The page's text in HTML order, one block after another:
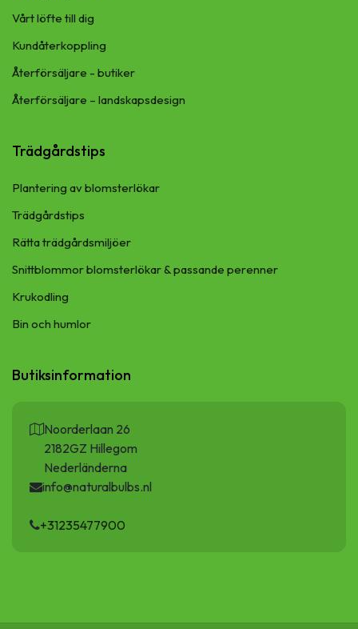
Vårt löfte till dig
Kundåterkoppling
Återförsäljare - butiker
Återförsäljare – landskapsdesign
Trädgårdstips
Plantering av blomsterlökar
Trädgårdstips
Rätta trädgårdsmiljöer
Snittblommor blomsterlökar & passande perenner
Krukodling
Bin och humlor
Butiksinformation
Noorderlaan 26
2182GZ Hillegom
Nederländerna
info@naturalbulbs.nl
+31235477900